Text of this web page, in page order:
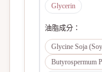
Glycerin
油脂成分 ：
Glycine Soja
Butyrospermum